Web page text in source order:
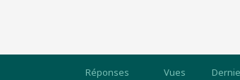
Réponses Vues